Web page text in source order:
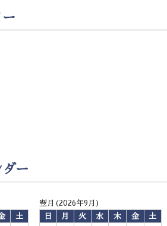
ー
土
翌月(2026年9月)
日
月 火 水 木 金
土